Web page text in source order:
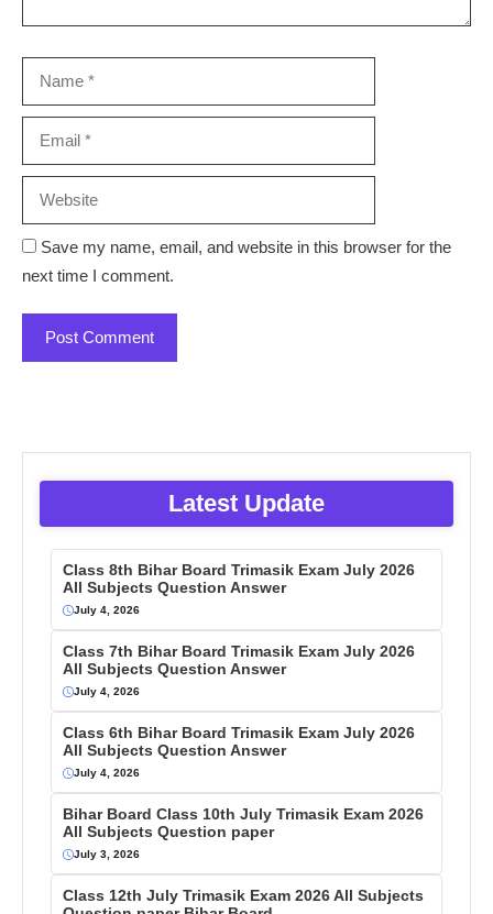
Save my name, email, and website in this browser for the
next time I comment.
Latest Update
Class 8th Bihar Board Trimasik Exam July 2026
All Subjects Question Answer
July 4, 2026
Class 7th Bihar Board Trimasik Exam July 2026
All Subjects Question Answer
July 4, 2026
Class 6th Bihar Board Trimasik Exam July 2026
All Subjects Question Answer
July 4, 2026
Bihar Board Class 10th July Trimasik Exam 2026
All Subjects Question paper
July 3, 2026
Class 12th July Trimasik Exam 2026 All Subjects